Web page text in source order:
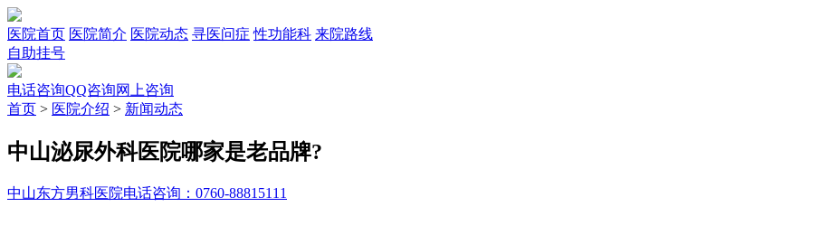
医院首页 医院简介 医院动态 寻医问症 性功能科 来院路线
自助挂号
电话咨询QQ咨询网上咨询
首页 > 医院介绍 > 新闻动态
中山泌尿外科医院哪家是老品牌?
中山东方男科医院电话咨询：0760-88815111